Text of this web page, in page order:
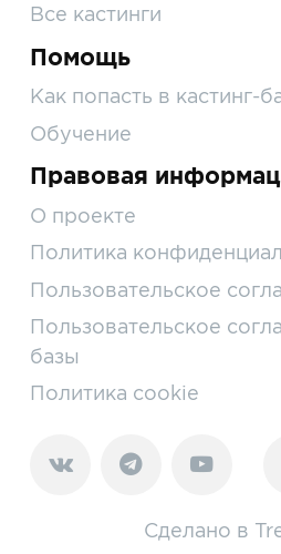
Все кастинги
Помощь
Как попасть в кастинг-
Обучение
Правовая
О проекте
Политика
Пользовательское
Пользовательское
базы
Политика cookie
Сделано в